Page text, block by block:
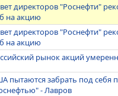
директоров "Роснефти"
на акцию
директоров "Роснефти"
на акцию
рынок акций
пытаются забрать под себя
- Лавров